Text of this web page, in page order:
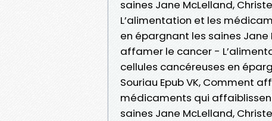
saines Jane McLelland,
L’alimentation et les
en épargnant les saines Jane
affamer le cancer -
cellules cancéreuses en
Souriau Epub VK, Comment
médicaments qui
saines Jane McLelland,